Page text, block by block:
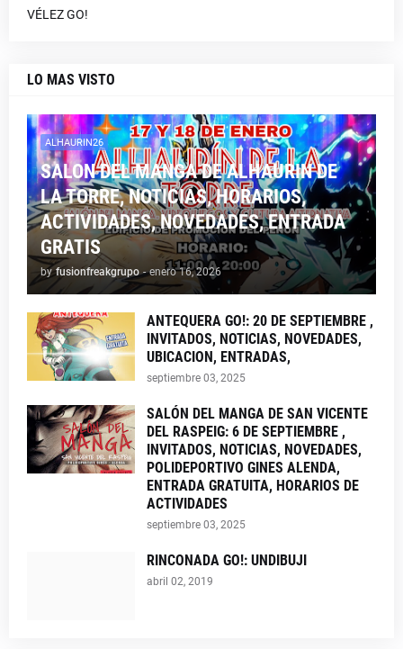
VÉLEZ GO!
LO MAS VISTO
ALHAURIN26
SALON DEL MANGA DE ALHAURIN DE
LA TORRE, NOTICIAS, HORARIOS,
ACTIVIDADES, NOVEDADES, ENTRADA
GRATIS
by fusionfreakgrupo - enero 16, 2026
ANTEQUERA GO!: 20 DE SEPTIEMBRE ,
INVITADOS, NOTICIAS, NOVEDADES,
UBICACION, ENTRADAS,
septiembre 03, 2025
SALÓN DEL MANGA DE SAN VICENTE
DEL RASPEIG: 6 DE SEPTIEMBRE ,
INVITADOS, NOTICIAS, NOVEDADES,
POLIDEPORTIVO GINES ALENDA,
ENTRADA GRATUITA, HORARIOS DE
ACTIVIDADES
septiembre 03, 2025
RINCONADA GO!: UNDIBUJI
abril 02, 2019